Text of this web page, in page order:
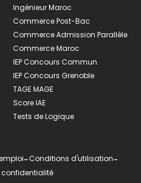
Ingénieur Maroc
Commerce Post-Bac
Commerce Admission Parallèle
Commerce Maroc
IEP Concours Commun
IEP Concours Grenoble
TAGE MAGE
Score IAE
Tests de Logique
-Conditions d'utilisation-
confidentialité